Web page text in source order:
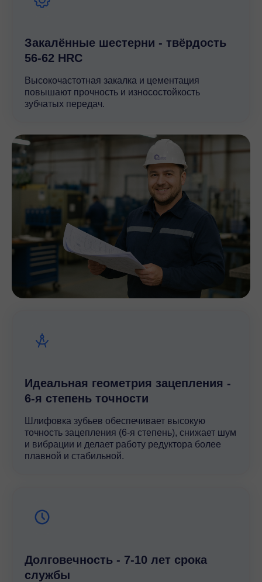
Закалённые шестерни - твёрдость
56-62 HRC
Высокочастотная закалка и цементация
повышают прочность и износостойкость
зубчатых передач.
Идеальная геометрия зацепления -
6-я степень точности
Шлифовка зубьев обеспечивает высокую
точность зацепления (6-я степень), снижает шум
и вибрации и делает работу редуктора более
плавной и стабильной.
Долговечность - 7-10 лет срока
службы